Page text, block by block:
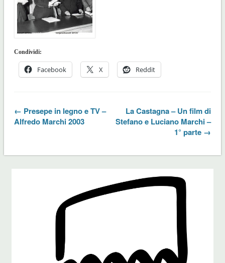
Condividi:
Facebook X Reddit
← Presepe in legno e TV –
Alfredo Marchi 2003
La Castagna – Un film di
Stefano e Luciano Marchi –
1° parte →